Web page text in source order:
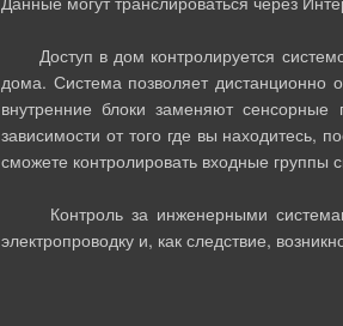
Доступ в дом контролируется
дома. Система позволяет дистанционно
внутренние блоки заменяют
зависимости от того где вы находитесь,
сможете контролировать входные группы
Контроль за инженерными
электропроводку и, как следствие,